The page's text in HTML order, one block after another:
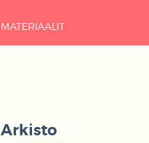
MATERIAALIT
Arkisto